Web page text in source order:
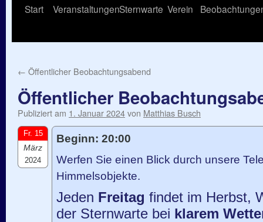
Springe
Start VeranstaltungenSternwarte Verein
← Öffentlicher Beobachtungsabend
Öffentlicher
Publiziert am 1. Januar 2024von Matthias Busch
Fr. 15
März
2024
Beginn: 20:00
Werfen Sie einen Blick durch unsere
Himmelsobjekte.
Jeden Freitag findet im Herbst,
der Sternwarte bei klarem